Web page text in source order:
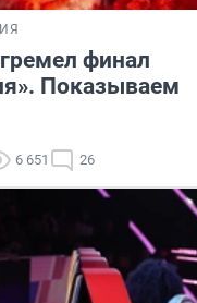
финал
Показываем
6 651 26